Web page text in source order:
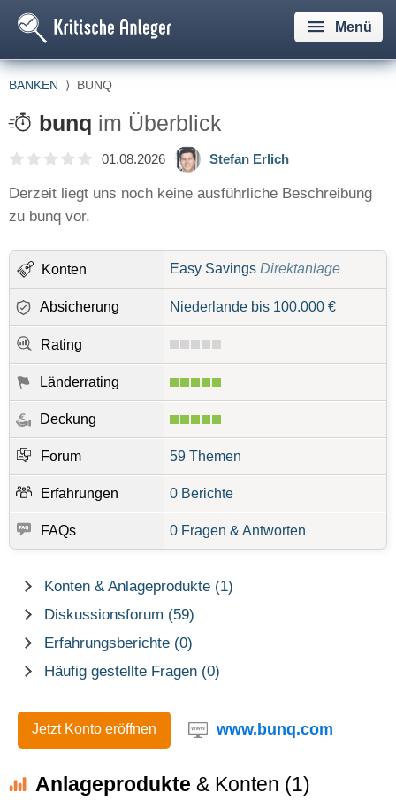
Menü
BANKEN ⟩ BUNQ
bunq im Überblick
01.08.2026 Stefan Erlich
Derzeit liegt uns noch keine ausführliche Beschreibung
zu bunq vor.
Konten Easy Savings Direktanlage
Absicherung Niederlande bis 100.000 €
Rating
Länderrating
Deckung
Forum 59 Themen
Erfahrungen 0 Berichte
FAQs 0 Fragen & Antworten
Konten & Anlageprodukte (1)
Diskussionsforum (59)
Erfahrungsberichte (0)
Häufig gestellte Fragen (0)
Jetzt Konto eröffnen www.bunq.com
Anlageprodukte & Konten (1)